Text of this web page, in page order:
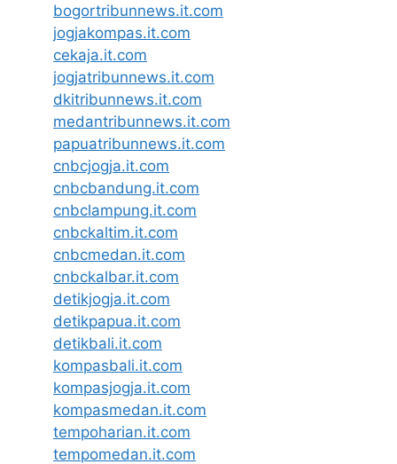
bogortribunnews.it.com
jogjakompas.it.com
cekaja.it.com
jogjatribunnews.it.com
dkitribunnews.it.com
medantribunnews.it.com
papuatribunnews.it.com
cnbcjogja.it.com
cnbcbandung.it.com
cnbclampung.it.com
cnbckaltim.it.com
cnbcmedan.it.com
cnbckalbar.it.com
detikjogja.it.com
detikpapua.it.com
detikbali.it.com
kompasbali.it.com
kompasjogja.it.com
kompasmedan.it.com
tempoharian.it.com
tempomedan.it.com